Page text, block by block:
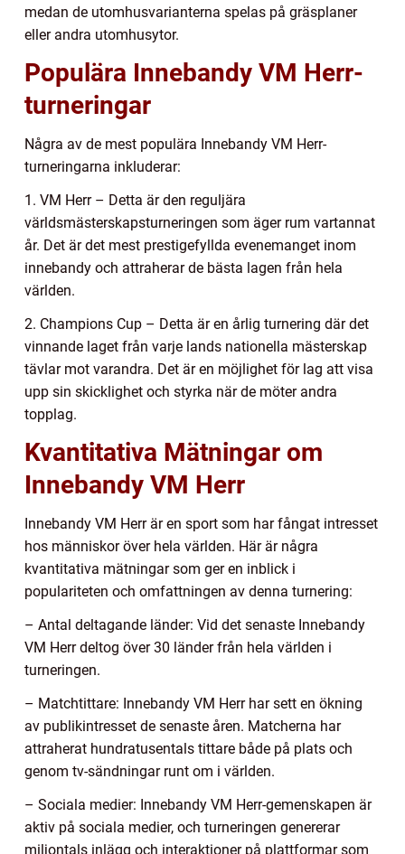
medan de utomhusvarianterna spelas på gräsplaner
eller andra utomhusytor.
Populära Innebandy VM Herr-
turneringar
Några av de mest populära Innebandy VM Herr-
turneringarna inkluderar:
1. VM Herr – Detta är den reguljära
världsmästerskapsturneringen som äger rum vartannat
år. Det är det mest prestigefyllda evenemanget inom
innebandy och attraherar de bästa lagen från hela
världen.
2. Champions Cup – Detta är en årlig turnering där det
vinnande laget från varje lands nationella mästerskap
tävlar mot varandra. Det är en möjlighet för lag att visa
upp sin skicklighet och styrka när de möter andra
topplag.
Kvantitativa Mätningar om
Innebandy VM Herr
Innebandy VM Herr är en sport som har fångat intresset
hos människor över hela världen. Här är några
kvantitativa mätningar som ger en inblick i
populariteten och omfattningen av denna turnering:
– Antal deltagande länder: Vid det senaste Innebandy
VM Herr deltog över 30 länder från hela världen i
turneringen.
– Matchtittare: Innebandy VM Herr har sett en ökning
av publikintresset de senaste åren. Matcherna har
attraherat hundratusentals tittare både på plats och
genom tv-sändningar runt om i världen.
– Sociala medier: Innebandy VM Herr-gemenskapen är
aktiv på sociala medier, och turneringen genererar
miljontals inlägg och interaktioner på plattformar som